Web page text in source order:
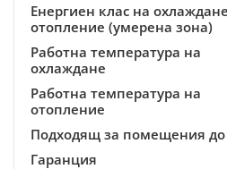
Енергиен клас на
отопление (умерена зона)
Работна температура на
охлаждане
Работна температура на
отопление
Подходящ за помещения до
Гаранция